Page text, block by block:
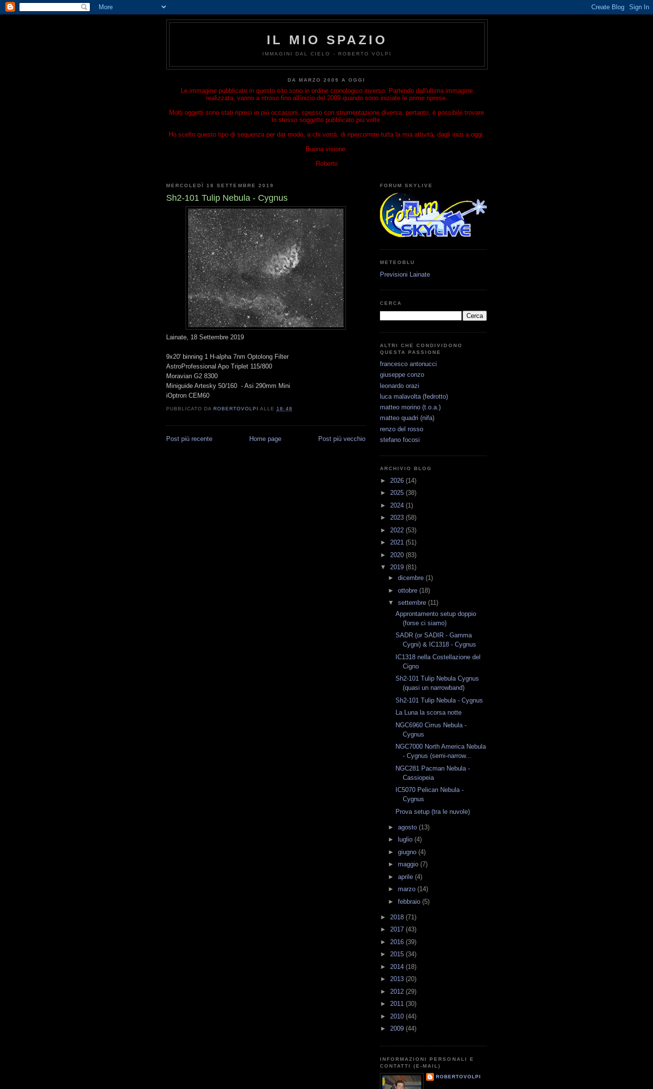
IL MIO SPAZIO
IMMAGINI DAL CIELO - ROBERTO VOLPI
DA MARZO 2009 A OGGI
Le immagine pubblicate in questo sito sono in ordine cronologico inverso. Partendo dall'ultima immagine
realizzata, vanno a ritroso fino all'inizio del 2009 quando sono iniziate le prime riprese.
Molti oggetti sono stati ripresi in più occasioni, spesso con strumentazione diversa, pertanto, è possibile trovare
lo stesso soggetto pubblicato più volte.
Ho scelto questo tipo di sequenza per dar modo, a chi vorrà, di ripercorrere tutta la mia attività, dagli inizi a oggi.
Buona visione.
Roberto
MERCOLEDÌ 18 SETTEMBRE 2019
Sh2-101 Tulip Nebula - Cygnus
Lainate, 18 Settembre 2019
9x20' binning 1 H-alpha 7nm Optolong Filter
AstroProfessional Apo Triplet 115/800
Moravian G2 8300
Miniguide Artesky 50/160 - Asi 290mm Mini
iOptron CEM60
PUBBLICATO DAROBERTOVOLPI ALLE 18:48
Post più recente Post più vecchio
Home page
FORUM SKYLIVE
METEOBLU
Previsioni Lainate
CERCA
ALTRI CHE CONDIVIDONO
QUESTA PASSIONE
francesco antonucci
giuseppe conzo
leonardo orazi
luca malavolta (fedrotto)
matteo morino (t.o.a.)
matteo quadri (nifa)
renzo del rosso
stefano focosi
ARCHIVIO BLOG
► 2026 (14)
► 2025 (38)
► 2024 (1)
► 2023 (58)
► 2022 (53)
► 2021 (51)
► 2020 (83)
▼ 2019 (81)
► dicembre (1)
► ottobre (18)
▼ settembre (11)
Approntamento setup doppio
(forse ci siamo)
SADR (or SADIR - Gamma
Cygni) & IC1318 - Cygnus
IC1318 nella Costellazione del
Cigno
Sh2-101 Tulip Nebula Cygnus
(quasi un narrowband)
Sh2-101 Tulip Nebula - Cygnus
La Luna la scorsa notte
NGC6960 Cirrus Nebula -
Cygnus
NGC7000 North America Nebula
- Cygnus (semi-narrow...
NGC281 Pacman Nebula -
Cassiopeia
IC5070 Pelican Nebula -
Cygnus
Prova setup (tra le nuvole)
► agosto (13)
►
luglio (4)
► giugno (4)
► maggio (7)
► aprile (4)
► marzo (14)
► febbraio (5)
► 2018 (71)
► 2017 (43)
► 2016 (39)
► 2015 (34)
► 2014 (18)
► 2013 (20)
► 2012 (29)
► 2011 (30)
► 2010 (44)
► 2009 (44)
INFORMAZIONI PERSONALI E
CONTATTI (E-MAIL)
ROBERTOVOLPI